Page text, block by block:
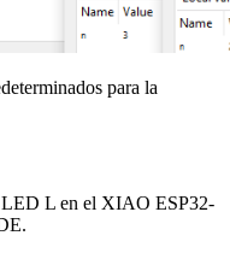
para la
LED L en el XIAO ESP32-